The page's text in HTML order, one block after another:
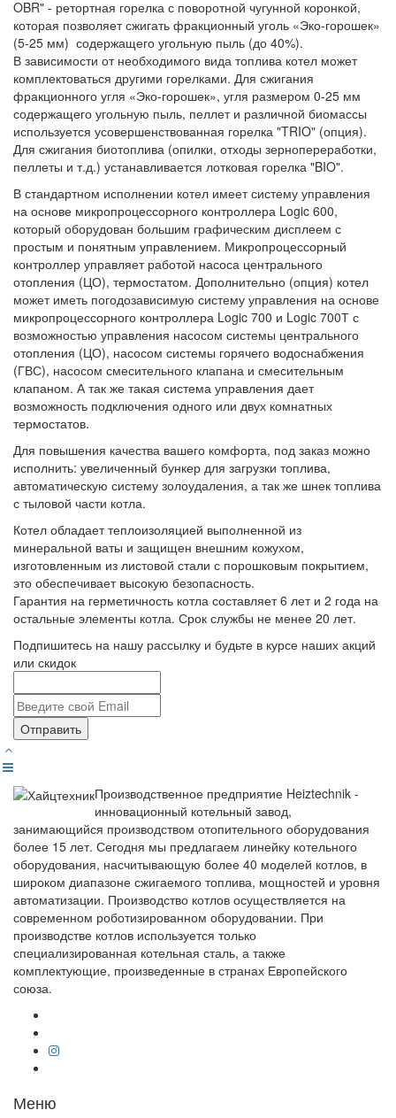
OBR" - ретортная горелка с поворотной чугунной коронкой,
которая позволяет сжигать фракционный уголь «Эко-горошек»
(5-25 мм) содержащего угольную пыль (до 40%).
В зависимости от необходимого вида топлива котел может
комплектоваться другими горелками. Для сжигания
фракционного угля «Эко-горошек», угля размером 0-25 мм
содержащего угольную пыль, пеллет и различной биомассы
используется усовершенствованная горелка "TRIO" (опция).
Для сжигания биотоплива (опилки, отходы зернопереработки,
пеллеты и т.д.) устанавливается лотковая горелка "BIO".
В стандартном исполнении котел имеет систему управления
на основе микропроцессорного контроллера Logic 600,
который оборудован большим графическим дисплеем с
простым и понятным управлением. Микропроцессорный
контроллер управляет работой насоса центрального
отопления (ЦО), термостатом. Дополнительно (опция) котел
может иметь погодозависимую систему управления на основе
микропроцессорного контроллера Logic 700 и Logic 700Т с
возможностью управления насосом системы центрального
отопления (ЦО), насосом системы горячего водоснабжения
(ГВС), насосом смесительного клапана и смесительным
клапаном. А так же такая система управления дает
возможность подключения одного или двух комнатных
термостатов.
Для повышения качества вашего комфорта, под заказ можно
исполнить: увеличенный бункер для загрузки топлива,
автоматическую систему золоудаления, а так же шнек топлива
с тыловой части котла.
Котел обладает теплоизоляцией выполненной из
минеральной ваты и защищен внешним кожухом,
изготовленным из листовой стали с порошковым покрытием,
это обеспечивает высокую безопасность.
Гарантия на герметичность котла составляет 6 лет и 2 года на
остальные элементы котла. Срок службы не менее 20 лет.
Подпишитесь на нашу рассылку и будьте в курсе наших акций
или скидок
Отправить
Производственное предприятие Heiztechnik -
инновационный котельный завод,
занимающийся производством отопительного оборудования
более 15 лет. Сегодня мы предлагаем линейку котельного
оборудования, насчитывающую более 40 моделей котлов, в
широком диапазоне сжигаемого топлива, мощностей и уровня
автоматизации. Производство котлов осуществляется на
современном роботизированном оборудовании. При
производстве котлов используется только
специализированная котельная сталь, а также
комплектующие, произведенные в странах Европейского
союза.
Меню